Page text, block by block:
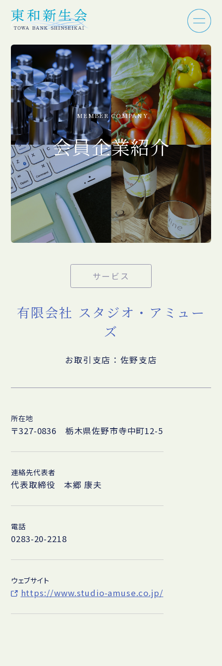
MEMBER COMPANY
会員企業紹介
サービス
有限会社 スタジオ・アミュー
ズ
お取引支店：佐野支店
所在地
〒327-0836 栃木県佐野市寺中町12-5
連絡先代表者
代表取締役 本郷 康夫
電話
0283-20-2218
ウェブサイト
https://www.studio-amuse.co.jp/